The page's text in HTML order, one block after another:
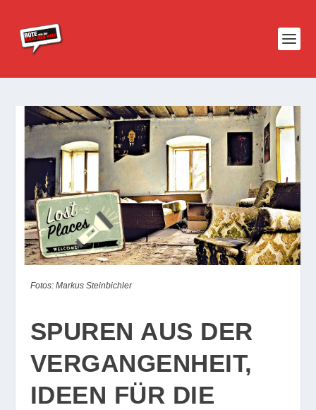
Fotos: Markus Steinbichler
SPUREN AUS DER
VERGANGENHEIT,
IDEEN FÜR DIE